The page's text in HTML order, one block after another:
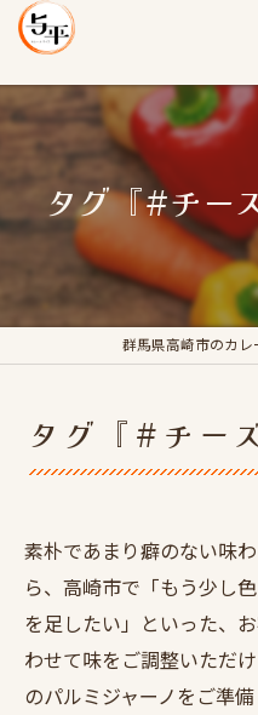
タグ『#チー
群馬県高崎市のカ
タグ『#チー
素朴であまり癖のない味
ら、高崎市で「もう少し
を足したい」といった、
わせて味をご調整いただ
のパルミジャーノをご準